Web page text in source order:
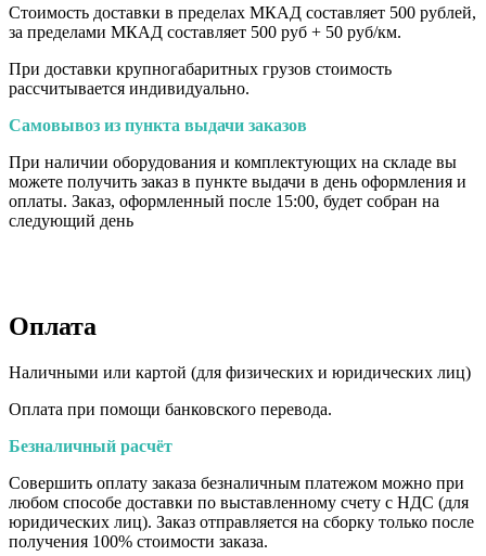
Стоимость доставки в пределах МКАД составляет 500 рублей,
за пределами МКАД составляет 500 руб + 50 руб/км.
При доставки крупногабаритных грузов стоимость
рассчитывается индивидуально.
Самовывоз из пункта выдачи заказов
При наличии оборудования и комплектующих на складе вы
можете получить заказ в пункте выдачи в день оформления и
оплаты. Заказ, оформленный после 15:00, будет собран на
следующий день
Оплата
Наличными или картой (для физических и юридических лиц)
Оплата при помощи банковского перевода.
Безналичный расчёт
Совершить оплату заказа безналичным платежом можно при
любом способе доставки по выставленному счету с НДС (для
юридических лиц). Заказ отправляется на сборку только после
получения 100% стоимости заказа.